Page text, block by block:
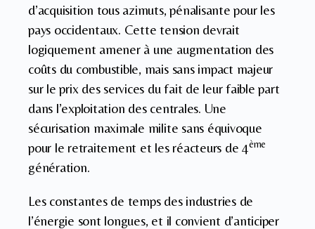
d’acquisition tous azimuts, pénalisante pour les
pays occidentaux. Cette tension devrait
logiquement amener à une augmentation des
coûts du combustible, mais sans impact majeur
sur le prix des services du fait de leur faible part
dans l’exploitation des centrales. Une
sécurisation maximale milite sans équivoque
pour le retraitement et les réacteurs de 4ème
génération.
Les constantes de temps des industries de
l’énergie sont longues, et il convient d’anticiper